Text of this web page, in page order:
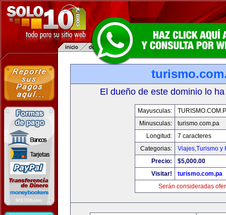
El dueño de este dominio lo
Mayusculas:
Minusculas:
turismo.com.pa
Longitud:
7 caracteres
Categorias:
Viajes,Turismo y
Precio:
$5,000.00
Visitar!
turismo.com.pa
Serán consideradas